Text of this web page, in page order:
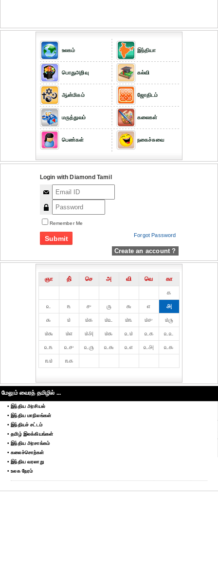
உலகம்
பொதுஅறிவு
ஆன்மிகம்
மருத்துவம்
பெண்கள்
இந்தியா
கல்வி
ஜோதிடம்
கலைகள்
நகைச்சுவை
Login with Diamond Tamil
Remember Me
Forgot Password
Create an account ?
ஞா தி் செ அ வி வெ
கா
௧
௨
௩ ௪ ௫ ௬ ௭
௮
௯
௰ ௰௧ ௰௨ ௰௩ ௰௪
௰௫
௰௬
௰௭ ௰௮ ௰௯ ௨௰ ௨௧
௨௨
௨௩
௨௪ ௨௫ ௨௬ ௨௭ ௨௮
௨௯
௩௰
௩௧
மேலும் வைரத் தமிழில் ...
• இந்திய அரசியல்
• இந்திய மாநிலங்கள்
• இந்தியச் சட்டம்
• தமிழ் இலக்கியங்கள்
• இந்திய அரசாங்கம்
• கலைச்சொற்கள்
• இந்திய வரலாறு
• உலக நேரம்